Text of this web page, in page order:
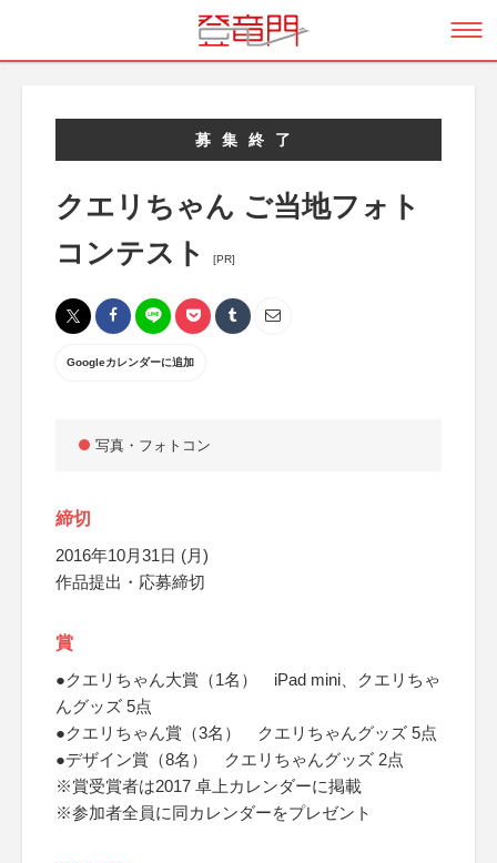
募集終了
クエリちゃん ご当地フォト
コンテスト
[PR]
Googleカレンダーに追加
写真・フォトコン
締切
2016年10月31日 (月)
作品提出・応募締切
賞
●クエリちゃん大賞（1名） iPad mini、クエリちゃ
んグッズ 5点
●クエリちゃん賞（3名） クエリちゃんグッズ 5点
●デザイン賞（8名） クエリちゃんグッズ 2点
※賞受賞者は2017 卓上カレンダーに掲載
※参加者全員に同カレンダーをプレゼント